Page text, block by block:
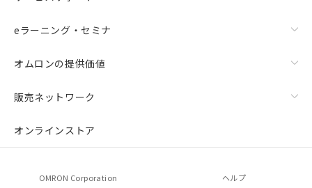
eラーニング・セミナ
オムロンの提供価値
販売ネットワーク
オンラインストア
OMRON Corporation ヘルプ